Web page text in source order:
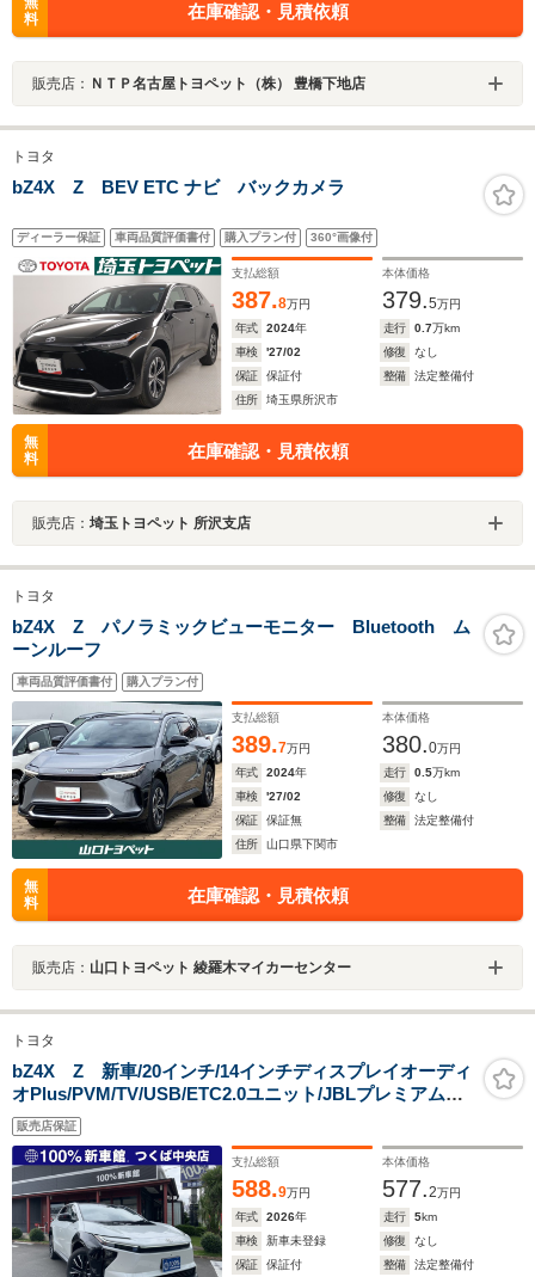
料
在庫確認・見積依頼
販売店： ＮＴＰ名古屋トヨペット（株） 豊橋下地店
トヨタ
bZ4X Z BEV ETC ナビ バックカメラ
ディーラー保証 車両品質評価書付 購入プラン付 360°画像付
支払総額
387.8万円
本体価格
379.5万円
年式
2024年 走行 0.7万km
車検
'27/02 修復
なし
保証
保証付 整備
法定整備付
住所
埼玉県所沢市
無
料
在庫確認・見積依頼
販売店： 埼玉トヨペット 所沢支店
トヨタ
bZ4X Z パノラミックビューモニター Bluetooth ム
ーンルーフ
車両品質評価書付 購入プラン付
支払総額
389.7万円
本体価格
380.0万円
年式
2024年 走行 0.5万km
車検
'27/02 修復
なし
保証
保証無 整備
法定整備付
住所
山口県下関市
無
料
在庫確認・見積依頼
販売店： 山口トヨペット 綾羅木マイカーセンター
トヨタ
bZ4X Z 新車/20インチ/14インチディスプレイオーディ
オPlus/PVM/TV/USB/ETC2.0ユニット/JBLプレミアムサ
ウンドシステム/デジタルインナーミラー/前席ベンチレー
ション/後席ヒーター/バイザー/トノカバー/ドラレコ前後
販売店保証
支払総額
588.9万円
本体価格
577.2万円
年式
2026年 走行 5km
車検
新車未登録 修復
なし
保証
保証付 整備
法定整備付